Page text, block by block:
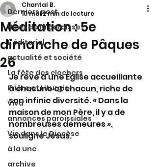
Derniers post
News de la paroisse
L'éditorial
actualité et société
La fête des clochers
Prière et Liturgie
Viva
annonces paroissiales
Vie dans le Diocèse
à la une
archive
Méditation : 5e
dimanche de Pâques
26
Chantal B.
10 mai2 min de lecture
Je rêve d’une Église accueillante
à chacune et chacun, riche de
son infinie diversité. « Dans la
maison de mon Père, il y a de
nombreuses demeures »,
souligne Jésus.